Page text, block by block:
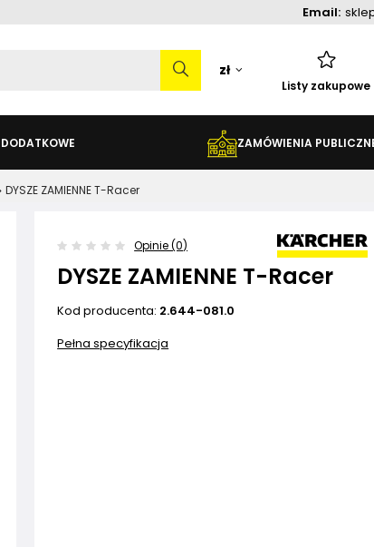
Email:
zł
Listy zakupowe
ZAMÓWIENIA
DYSZE ZAMIENNE T-Racer
Opinie (0)
DYSZE ZAMIENNE T-Racer
Kod producenta: 2.644-081.0
Pełna specyfikacja